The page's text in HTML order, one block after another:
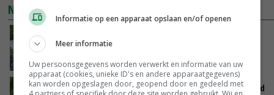
NIEUWSTE VIDEO'S
de ambassade mag zelf groente plukken’
Limburgse mais van Frijns doet het verrassend
Informatie op een apparaat opslaan en/of openen
Meer informatie
Uw persoonsgegevens worden verwerkt en informatie van uw
apparaat (cookies, unieke ID's en andere apparaatgegevens)
kan worden opgeslagen door, geopend door en gedeeld met